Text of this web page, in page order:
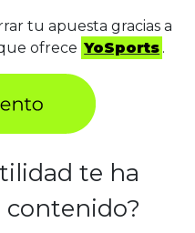
tu apuesta gracias a
ofrece YoSports .
te ha
contenido?